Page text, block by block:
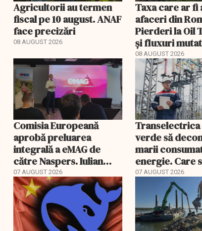
Agricultorii au termen
fiscal pe 10 august. ANAF
face precizări
08 AUGUST 2026
Taxa care ar fi
afaceri din
Pierderi la Oil
și fluxuri
Portul
08 AUGUST 2026
Comisia Europeană
aprobă preluarea
integrală a eMAG de
către Naspers. Iulian
Stanciu iese din
acționariat
07 AUGUST 2026
Transelectrica
verde să
marii
energie. Care
condițiile
07 AUGUST 2026